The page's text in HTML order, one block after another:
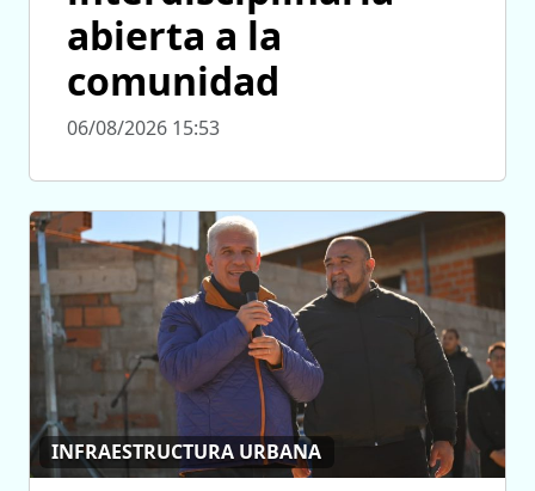
abierta a la
comunidad
06/08/2026 15:53
INFRAESTRUCTURA URBANA